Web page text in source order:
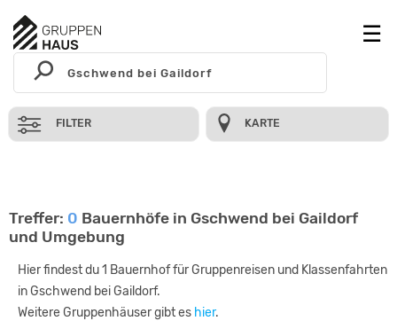
FILTER KARTE
Treffer: 0 Bauernhöfe in Gschwend bei Gaildorf
und Umgebung
Hier findest du 1 Bauernhof für Gruppenreisen und Klassenfahrten
in Gschwend bei Gaildorf.
Weitere Gruppenhäuser gibt es hier.